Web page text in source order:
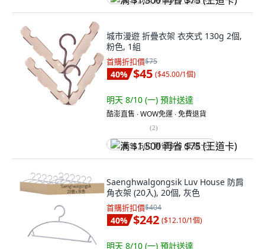
城市漫遊 折疊衣架 衣夾式 130g 2個,
粉色, 1組
首購折扣價$75
40% $45 ($45.00/1個)
明天 8/10 (一) 預計送達
酷澎直售 ∙ WOW免運 ∙ 免費退貨
(2)
满 $1,500 再省 $75 (王道卡)
Saenghwalgongsik Luv House 防肩
角衣架 (20入), 20個, 灰色
首購折扣價$404
40% $242 ($12.10/1個)
明天 8/10 (一) 預計送達